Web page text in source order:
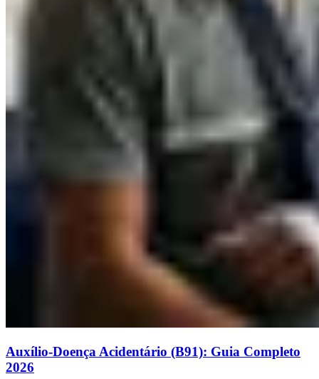
Auxílio-Doença Acidentário (B91): Guia Completo
2026